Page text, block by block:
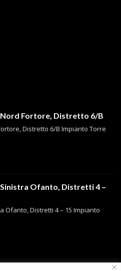
Fortore, Distretto 6/B
Distretto 6/B Impianto Torre
Ofanto, Distretti 4 –
Ofanto, Distretti 4 – 15 Impianto